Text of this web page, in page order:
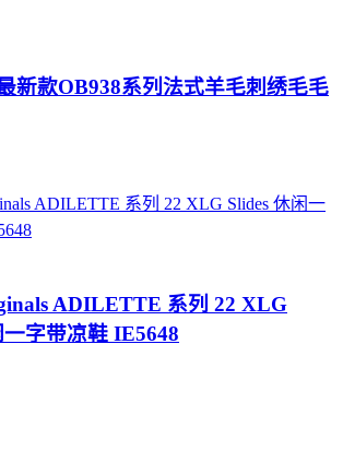
新款OB938系列法式羊毛刺绣毛毛
ADILETTE 系列 22 XLG
一字带凉鞋 IE5648